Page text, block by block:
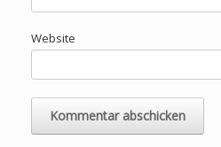
Website